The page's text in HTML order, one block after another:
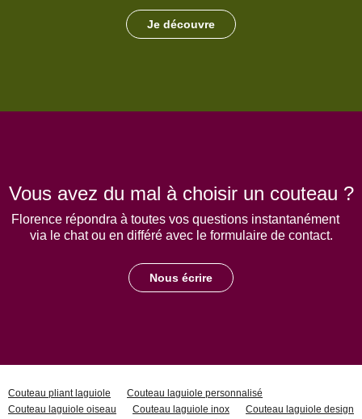
Je découvre
Vous avez du mal à choisir un couteau ?
Florence répondra à toutes vos questions instantanément
via le chat ou en différé avec le formulaire de contact.
Nous écrire
Couteau pliant laguiole
Couteau laguiole personnalisé
Couteau laguiole oiseau
Couteau laguiole inox
Couteau laguiole design